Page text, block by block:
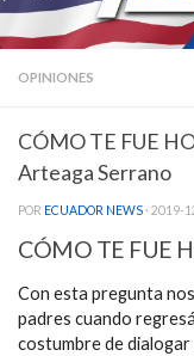
OPINIONES
CÓMO TE FUE
Arteaga Serrano
POR ECUADOR NEWS · 2019-
CÓMO TE FUE
Con esta pregunta
padres cuando
costumbre de dialogar